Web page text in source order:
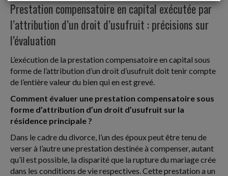
Prestation compensatoire en capital exécutée par
l’attribution d’un droit d’usufruit : précisions sur
l’évaluation
L’exécution de la prestation compensatoire en capital sous
forme de l’attribution d’un droit d’usufruit doit tenir compte
de l’entière valeur du bien qui en est grevé.
Comment évaluer une prestation compensatoire sous
forme d’attribution d’un droit d’usufruit sur la
résidence principale ?
Dans le cadre du divorce, l’un des époux peut être tenu de
verser à l’autre une prestation destinée à compenser, autant
qu’il est possible, la disparité que la rupture du mariage crée
dans les conditions de vie respectives. Cette prestation a un